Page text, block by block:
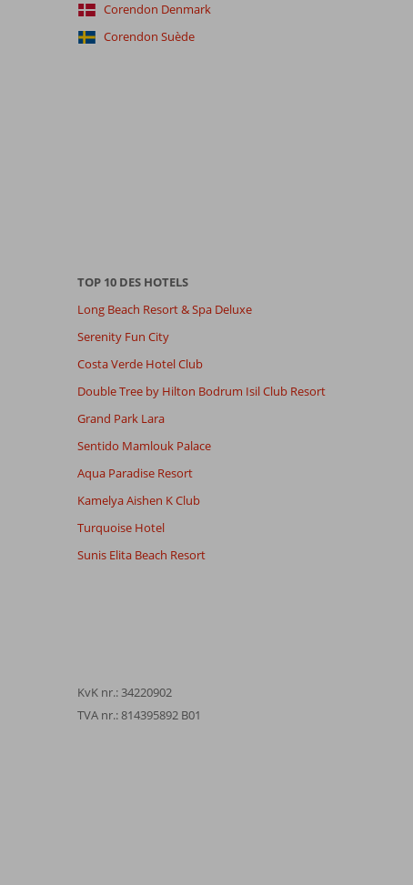
Corendon Denmark
Corendon Suède
TOP 10 DES HOTELS
Long Beach Resort & Spa Deluxe
Serenity Fun City
Costa Verde Hotel Club
Double Tree by Hilton Bodrum Isil Club Resort
Grand Park Lara
Sentido Mamlouk Palace
Aqua Paradise Resort
Kamelya Aishen K Club
Turquoise Hotel
Sunis Elita Beach Resort
KvK nr.: 34220902
TVA nr.: 814395892 B01